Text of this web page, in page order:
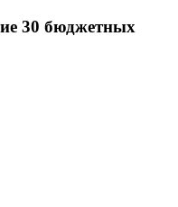
30 бюджетных